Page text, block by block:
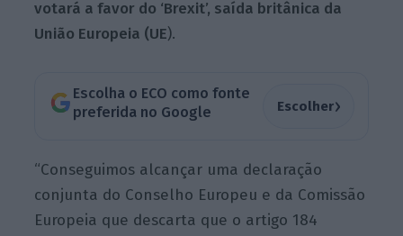
votará a favor do ‘Brexit’, saída britânica da
União Europeia (UE).
Escolha o ECO como fonte
preferida no Google
Escolher›
“Conseguimos alcançar uma declaração
conjunta do Conselho Europeu e da Comissão
Europeia que descarta que o artigo 184